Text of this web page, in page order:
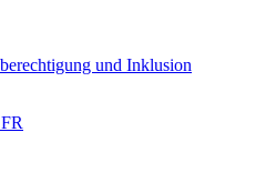
und Inklusion
FR